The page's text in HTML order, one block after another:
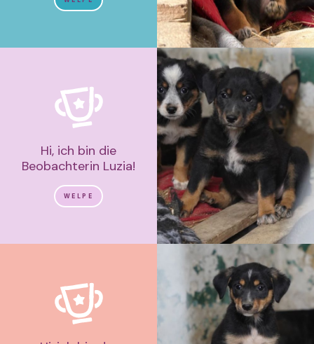
Hi, ich bin die
Beobachterin Luzia!
WELPE